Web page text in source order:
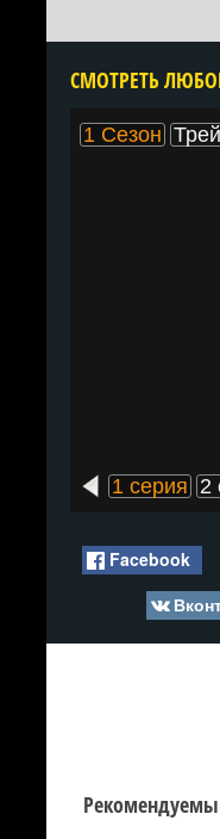
1 Сезон
1 серия 2
Facebook